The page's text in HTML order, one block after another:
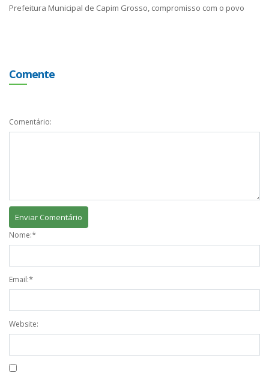
Prefeitura Municipal de Capim Grosso, compromisso com o povo
Comente
Comentário:
Nome:*
Email:*
Website: